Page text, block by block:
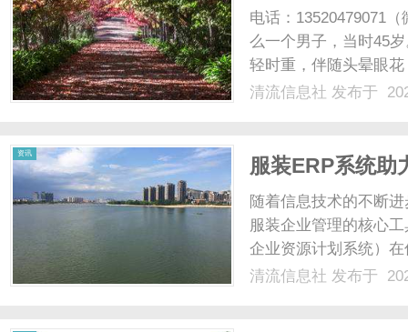
的人听
电话：13520479071
么一个男子，当时45
轻时重，伴随头晕眼
了近一年。另外，这
清流信息社 发布于
资讯
服装ERP系统助
随着信息技术的不断
服装企业管理的核心
企业资源计划系统）
挥着越来越重要的作
清流信息社 发布于